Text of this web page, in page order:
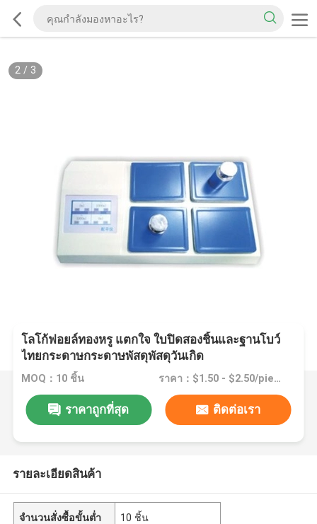
2/ 3
โลโก้ฟอยล์ทองหรู แตกใจ ใบปิดสองชิ้นและฐานโบว์
ไทยกระดาษกระดาษพัสดุพัสดุวันเกิด
MOQ：10 ชิ้น ราคา：$1.50 - $2.50/pieces
ราคาถูกที่สุด ติดต่อเรา
รายละเอียดสินค้า
จำนวนสั่งซื้อขั้นต่ำ 10 ชิ้น